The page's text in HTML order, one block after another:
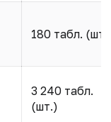
180 табл.
3 240 табл.
(шт.)